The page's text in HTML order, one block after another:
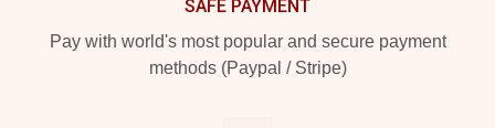
SAFE PAYMENT
Pay with world's most popular and secure payment
methods (Paypal / Stripe)